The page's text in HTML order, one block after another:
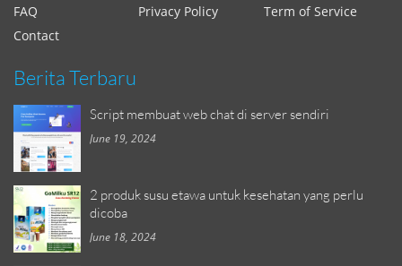
FAQ
Privacy Policy
Term of Service
Contact
Berita Terbaru
Script membuat web chat di server sendiri
June 19, 2024
2 produk susu etawa untuk kesehatan yang perlu
dicoba
June 18, 2024